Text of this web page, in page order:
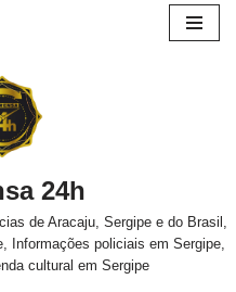
24h
de Aracaju, Sergipe e do Brasil,
Informações policiais em Sergipe,
cultural em Sergipe